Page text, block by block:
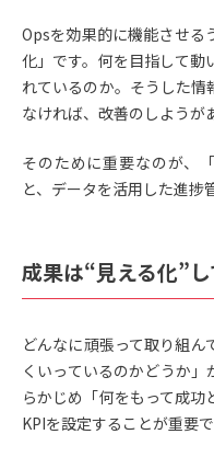
Opsを効果的に機能させる
化」です。何を目指して動
れているのか。そうした
なければ、改善のしようが
そのために重要なのが、
と、データを活用した進捗
成果は“見える化”
どんなに頑張って取り組
くいっているのかどうか
らかじめ「何をもって成
KPIを設定することが重要で